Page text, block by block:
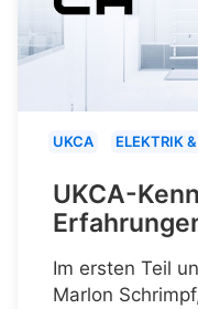
UKCA ELEKTRIK
UKCA-
Im ersten Teil
Marlon